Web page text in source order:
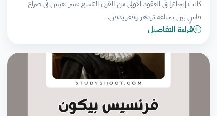
كانت إنجلترا في العقود الأولى من القرن التاسع عشر تعيش في صراع
قاسٍ بين صناعة تزدهر وفقر يدفن…
قراءة التفاصيل